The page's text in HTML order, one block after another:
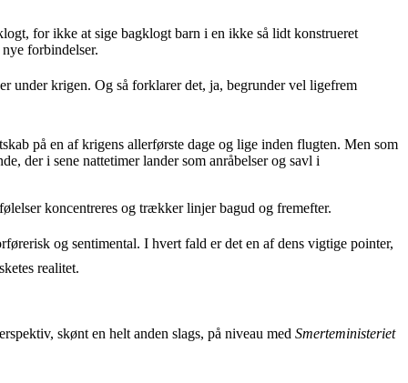
for ikke at sige bagklogt barn i en ikke så lidt konstrueret
forbindelser.
under krigen. Og så forklarer det, ja, begrunder vel ligefrem
på en af krigens allerførste dage og lige inden flugten. Men som
der i sene nattetimer lander som anråbelser og savl i
koncentreres og trækker linjer bagud og fremefter.
og sentimental. I hvert fald er det en af dens vigtige pointer,
realitet.
skønt en helt anden slags, på niveau med Smerteministeriet